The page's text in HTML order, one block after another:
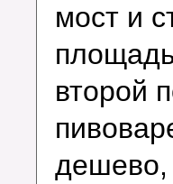
мост и
второй
дешево,